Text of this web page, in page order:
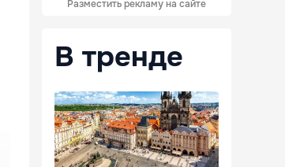
Разместить рекламу на сайте
В тренде